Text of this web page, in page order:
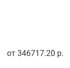
от 346717.20 р.